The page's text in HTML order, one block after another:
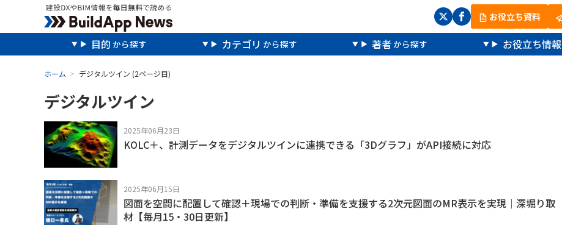
お役立ち資料
目的 カテゴリ 著者 お役立ち情報
ホーム デジタルツイン (2ページ目)
デジタルツイン
2025年06月23日
KOLC＋、計測データをデジタルツインに連携できる「3Dグラフ」がAPI接続に対応
2025年06月15日
図面を空間に配置して確認＋現場での判断・準備を支援する2次元図面のMR表示を実現｜深堀り取
材【毎月15・30日更新】